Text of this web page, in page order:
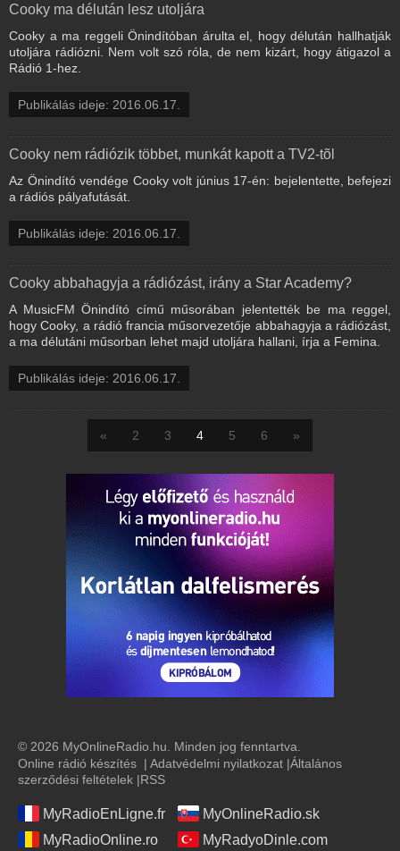
Cooky ma délután lesz utoljára
Cooky a ma reggeli Önindítóban árulta el, hogy délután hallhatják
utoljára rádiózni. Nem volt szó róla, de nem kizárt, hogy átigazol a
Rádió 1-hez.
Publikálás ideje: 2016.06.17.
Cooky nem rádiózik többet, munkát kapott a TV2-tõl
Az Önindító vendége Cooky volt június 17-én: bejelentette, befejezi
a rádiós pályafutását.
Publikálás ideje: 2016.06.17.
Cooky abbahagyja a rádiózást, irány a Star Academy?
A MusicFM Önindító című műsorában jelentették be ma reggel,
hogy Cooky, a rádió francia műsorvezetője abbahagyja a rádiózást,
a ma délutáni műsorban lehet majd utoljára hallani, írja a Femina.
Publikálás ideje: 2016.06.17.
« 2 3 4 5 6 »
© 2026 MyOnlineRadio.hu. Minden jog fenntartva.
Online rádió készítés | Adatvédelmi nyilatkozat |Általános
szerződési feltételek |RSS
MyRadioEnLigne.fr
MyOnlineRadio.sk
MyRadioOnline.ro
MyRadyoDinle.com